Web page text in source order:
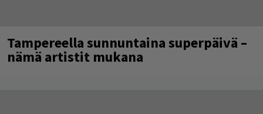
Tampereella sunnuntaina superpäivä –
nämä artistit mukana